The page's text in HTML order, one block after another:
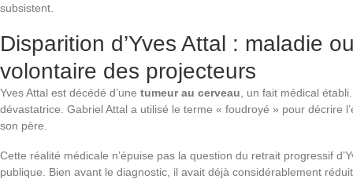
subsistent.
Disparition d’Yves Attal : maladie
volontaire des projecteurs
Yves Attal est décédé d’une tumeur au cerveau , un fait médical
dévastatrice. Gabriel Attal a utilisé le terme « foudroyé » pour décrire
son père.
Cette réalité médicale n’épuise pas la question du retrait progressif
publique. Bien avant le diagnostic, il avait déjà considérablement